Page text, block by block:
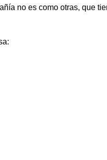
no es como otras, que